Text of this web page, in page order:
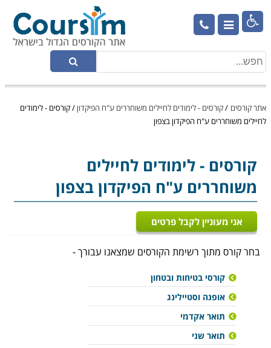

אתר קורסים /קורסים - לימודים לחיילים משוחררים ע"ח הפיקדון/קורסים - לימודים
לחיילים משוחררים ע"ח הפיקדון בצפון
קורסים - לימודים לחיילים
משוחררים ע"ח הפיקדון בצפון
אני מעוניין לקבל פרטים
בחר קורס מתוך רשימת הקורסים שמצאנו עבורך -
קורסי בטיחות ובטחון
אופנה וסטיילינג
תואר אקדמי
תואר שני